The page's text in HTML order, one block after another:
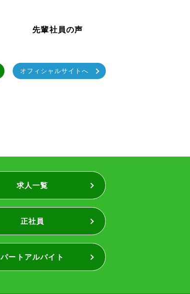
先輩社員の声
オフィシャルサイトへ
求人一覧
正社員
パートアルバイト